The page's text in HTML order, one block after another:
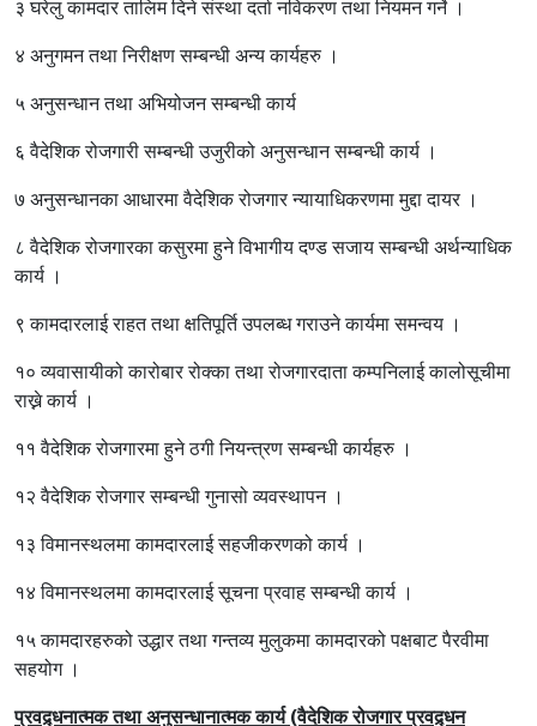
३ घरेलु कामदार तालिम दिने संस्था दर्ता नविकरण तथा नियमन गर्ने ।
४ अनुगमन तथा निरीक्षण सम्बन्धी अन्य कार्यहरु ।
५ अनुसन्धान तथा अभियोजन सम्बन्धी कार्य
६ वैदेशिक रोजगारी सम्बन्धी उजुरीको अनुसन्धान सम्बन्धी कार्य ।
७ अनुसन्धानका आधारमा वैदेशिक रोजगार न्यायाधिकरणमा मुद्दा दायर ।
८ वैदेशिक रोजगारका कसुरमा हुने विभागीय दण्ड सजाय सम्बन्धी अर्थन्याधिक
कार्य ।
९ कामदारलाई राहत तथा क्षतिपूर्ति उपलब्ध गराउने कार्यमा समन्वय ।
१० व्यवासायीको कारोबार रोक्का तथा रोजगारदाता कम्पनिलाई कालोसूचीमा
राख्ने कार्य ।
११ वैदेशिक रोजगारमा हुने ठगी नियन्त्रण सम्बन्धी कार्यहरु ।
१२ वैदेशिक रोजगार सम्बन्धी गुनासो व्यवस्थापन ।
१३ विमानस्थलमा कामदारलाई सहजीकरणको कार्य ।
१४ विमानस्थलमा कामदारलाई सूचना प्रवाह सम्बन्धी कार्य ।
१५ कामदारहरुको उद्धार तथा गन्तव्य मुलुकमा कामदारको पक्षबाट पैरवीमा
सहयोग ।
प्रवद्र्धनात्मक तथा अनुसन्धानात्मक कार्य (वैदेशिक रोजगार प्रवद्र्धन